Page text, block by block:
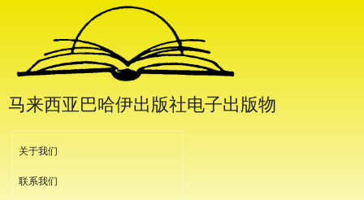
跳
主
要
内
容
马来西亚巴哈伊出版社电子出版物
Header Menu
关于我们
联系我们